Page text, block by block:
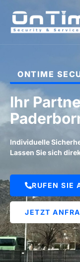
ONTIME
Ihr
Individuelle
Lassen Sie sich
RUFEN SIE
JETZT